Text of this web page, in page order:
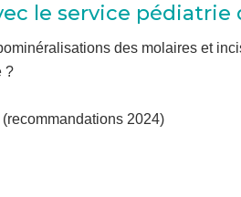
le service pédiatrie
des molaires et
?
(recommandations 2024)